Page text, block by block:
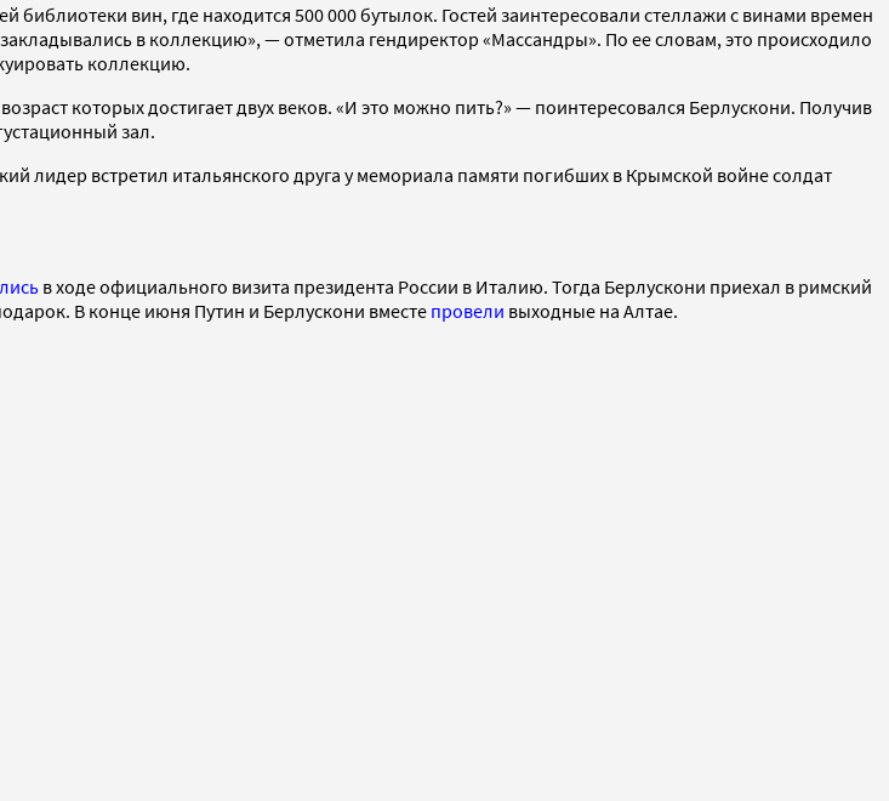
вин, где находится 500 000 бутылок. Гостей заинтересовали стеллажи с винами времен
в коллекцию», — отметила гендиректор «Массандры». По ее словам, это происходило
коллекцию.
которых достигает двух веков. «И это можно пить?» — поинтересовался Берлускони. Получив
зал.
лидер встретил итальянского друга у мемориала памяти погибших в Крымской войне солдат
в ходе официального визита президента России в Италию. Тогда Берлускони приехал в римский
В конце июня Путин и Берлускони вместе провели выходные на Алтае.